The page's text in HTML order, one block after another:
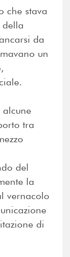
che stava
della
da
un
tra
del
la
vernacolo
di